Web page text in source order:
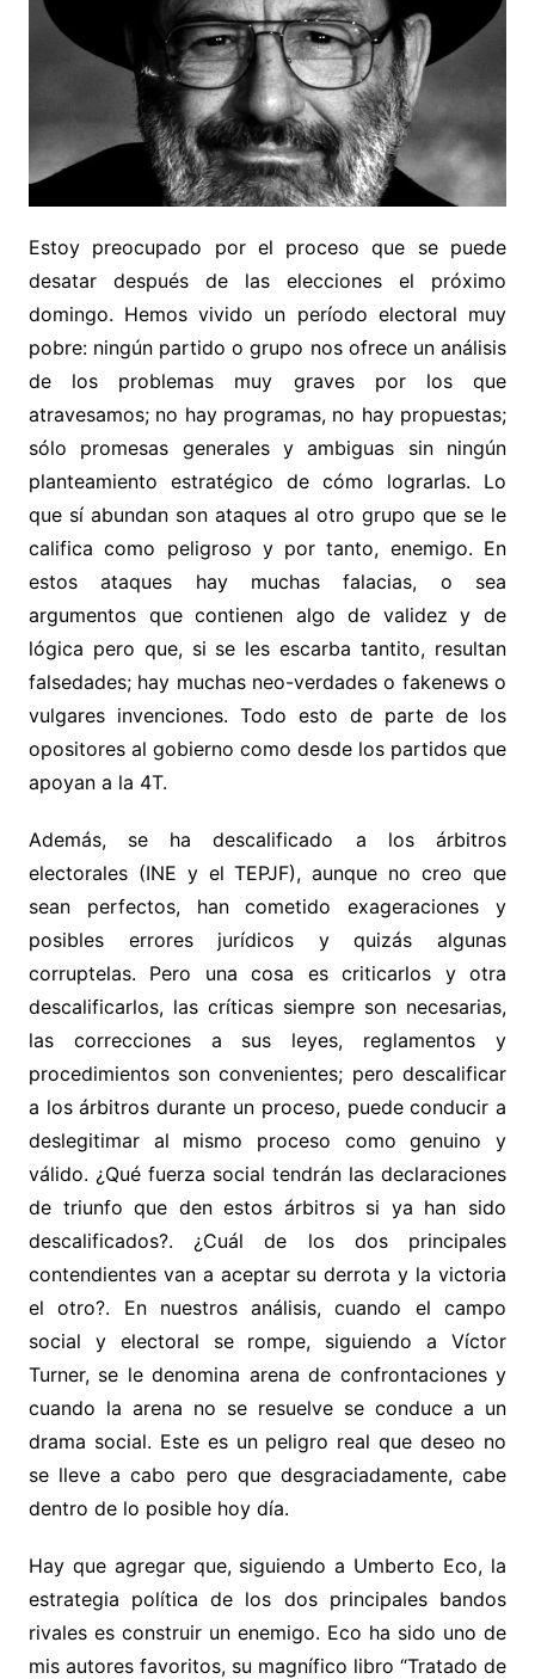
Estoy preocupado por el proceso que se puede
desatar después de las elecciones el próximo
domingo. Hemos vivido un período electoral muy
pobre: ningún partido o grupo nos ofrece un análisis
de los problemas muy graves por los que
atravesamos; no hay programas, no hay propuestas;
sólo promesas generales y ambiguas sin ningún
planteamiento estratégico de cómo lograrlas. Lo
que sí abundan son ataques al otro grupo que se le
califica como peligroso y por tanto, enemigo. En
estos ataques hay muchas falacias, o sea
argumentos que contienen algo de validez y de
lógica pero que, si se les escarba tantito, resultan
falsedades; hay muchas neo-verdades o fakenews o
vulgares invenciones. Todo esto de parte de los
opositores al gobierno como desde los partidos que
apoyan a la 4T.
Además, se ha descalificado a los árbitros
electorales (INE y el TEPJF), aunque no creo que
sean perfectos, han cometido exageraciones y
posibles errores jurídicos y quizás algunas
corruptelas. Pero una cosa es criticarlos y otra
descalificarlos, las críticas siempre son necesarias,
las correcciones a sus leyes, reglamentos y
procedimientos son convenientes; pero descalificar
a los árbitros durante un proceso, puede conducir a
deslegitimar al mismo proceso como genuino y
válido. ¿Qué fuerza social tendrán las declaraciones
de triunfo que den estos árbitros si ya han sido
descalificados?. ¿Cuál de los dos principales
contendientes van a aceptar su derrota y la victoria
el otro?. En nuestros análisis, cuando el campo
social y electoral se rompe, siguiendo a Víctor
Turner, se le denomina arena de confrontaciones y
cuando la arena no se resuelve se conduce a un
drama social. Este es un peligro real que deseo no
se lleve a cabo pero que desgraciadamente, cabe
dentro de lo posible hoy día.
Hay que agregar que, siguiendo a Umberto Eco, la
estrategia política de los dos principales bandos
rivales es construir un enemigo. Eco ha sido uno de
mis autores favoritos, su magnífico libro “Tratado de